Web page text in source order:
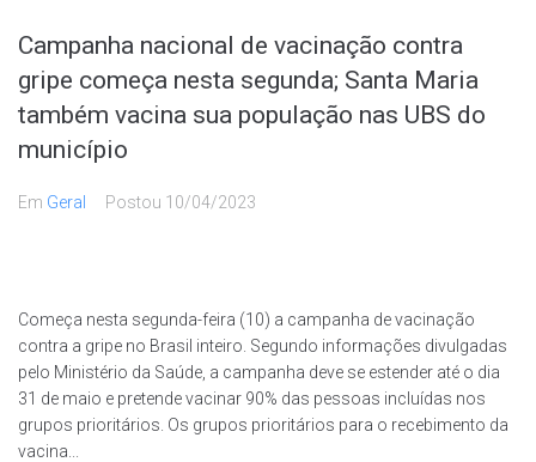
Campanha nacional de vacinação contra
gripe começa nesta segunda; Santa Maria
também vacina sua população nas UBS do
município
Em Geral Postou 10/04/2023
Começa nesta segunda-feira (10) a campanha de vacinação
contra a gripe no Brasil inteiro. Segundo informações divulgadas
pelo Ministério da Saúde, a campanha deve se estender até o dia
31 de maio e pretende vacinar 90% das pessoas incluídas nos
grupos prioritários. Os grupos prioritários para o recebimento da
vacina...